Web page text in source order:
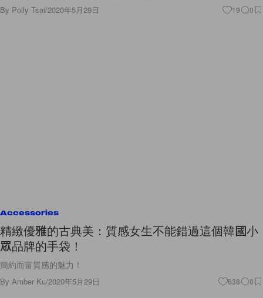
By Polly Tsai/2020年5月29日 19 0
Accessories
精緻優雅的古典美：質感女生不能錯過這個韓國小
眾品牌的手袋！
簡約而富質感的魅力！
By Amber Ku/2020年5月29日 638 0